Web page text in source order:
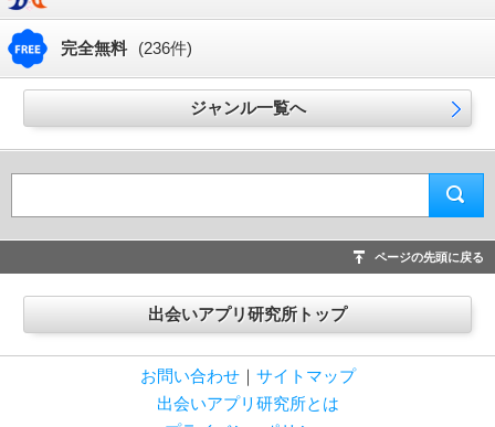
完全無料 (236件)
ジャンル一覧へ
ページの先頭に戻る
出会いアプリ研究所トップ
お問い合わせ｜ サイトマップ
出会いアプリ研究所とは